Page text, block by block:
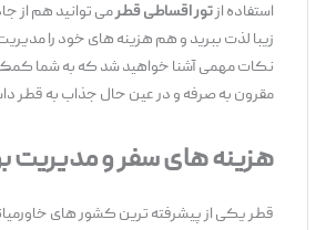
استفاده ازتور اقساطی قطرمی ‌توانید هم از جاذبه
زیبا لذت ببرید و هم هزینه ‌های خود را مدیریت کنید.
نکات مهمی آشنا خواهید شد که به شما کمک می‌
مقرون ‌به ‌صرفه و در عین ‌حال جذاب به قطر داشته
هزینه‌ های سفر و مدیریت
قطر یکی از پیشرفته ‌ترین کشور های خاورمیانه